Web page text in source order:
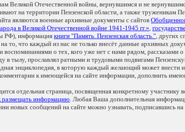
Великой Отечественной войны, вернувшимся и не
на территории Пензенской области, а также труженикам
являются военные архивные документы с сайтов
в Великой Отечественной войне 1941-1945 гг.»,
РФ), информация книги "Память. Пензенская область.", других
то, что каждый из нас не только внесёт данные архивных
о тех, кого уже нет с нами рядом, рассказами
в тылу, прославлял ратными и трудовыми подвигами
энциклопедия, в которую каждый желающий может
к имеющейся на сайте информации, дополнить
отдельная страница, посвященная конкретному
размещать информацию. Любая Ваша дополнительная
новых сообщений на сайте можно узнавать, подписавшись на